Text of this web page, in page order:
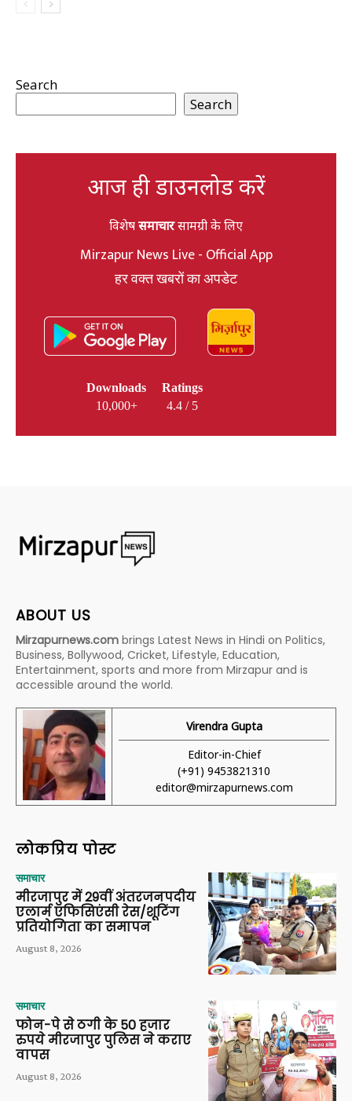
Search
Search
आज ही डाउनलोड करें
विशेषसमाचारसामग्री के लिए
Mirzapur News Live - Official App
हर वक्त खबरों का अपडेट
Downloads
10,000+
Ratings
4.4 / 5
ABOUT US
Mirzapurnews.com brings Latest News in Hindi on Politics,
Business, Bollywood, Cricket, Lifestyle, Education,
Entertainment, sports and more from Mirzapur and is
accessible around the world.
Virendra Gupta
Editor-in-Chief
(+91) 9453821310
editor@mirzapurnews.com
लोकप्रिय पोस्ट
समाचार
मीरजापुर में 29वीं अंतरजनपदीय
एलार्म एफिसिएंसी रेस/शूटिंग
प्रतियोगिता का समापन
August 8, 2026
समाचार
फोन-पे से ठगी के 50 हजार
रुपये मीरजापुर पुलिस ने कराए
वापस
August 8, 2026